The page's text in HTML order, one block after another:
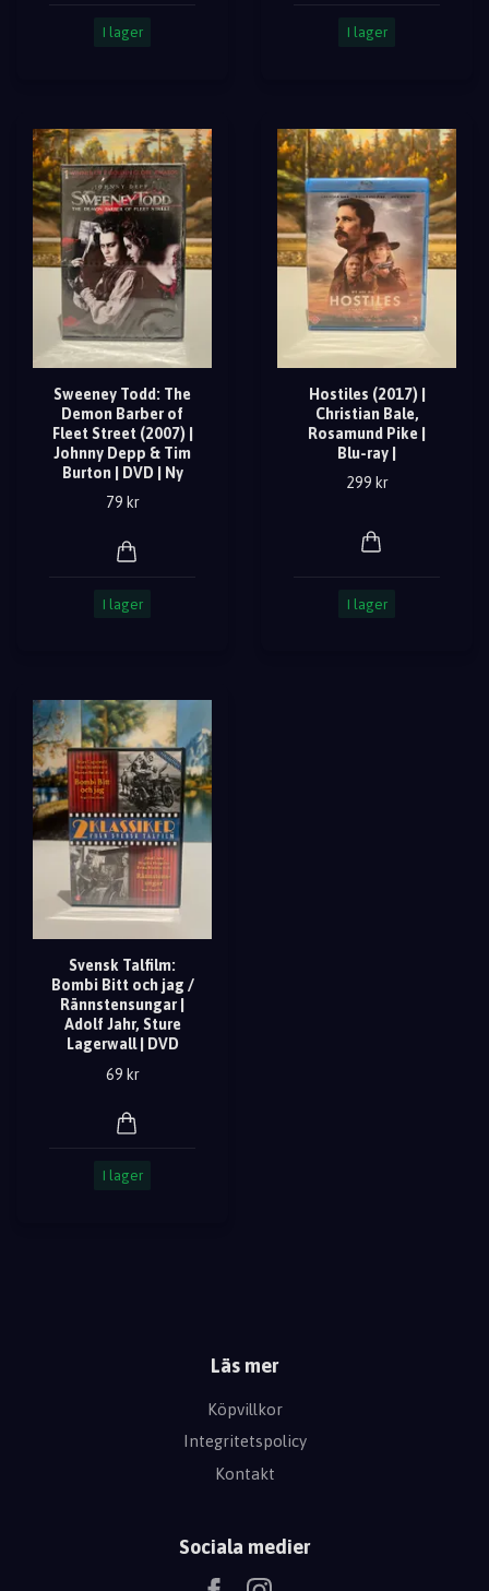
I lager I lager
Sweeney Todd: The
Demon Barber of
Fleet Street (2007) |
Johnny Depp & Tim
Burton | DVD | Ny
79 kr
I lager
Hostiles (2017) |
Christian Bale,
Rosamund Pike |
Blu-ray |
299 kr
I lager
Svensk Talfilm:
Bombi Bitt och jag /
Rännstensungar |
Adolf Jahr, Sture
Lagerwall | DVD
69 kr
I lager
Läs mer
Köpvillkor
Integritetspolicy
Kontakt
Sociala medier